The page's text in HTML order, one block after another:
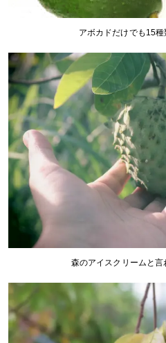
アボカドだけでも15
森のアイスクリームと